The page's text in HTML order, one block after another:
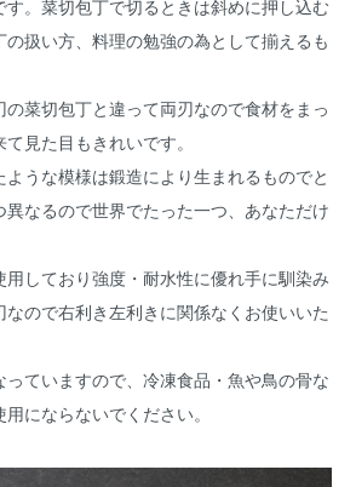
す。菜切包丁で切るときは斜めに押し込む
の扱い方、料理の勉強の為として揃えるも
の菜切包丁と違って両刃なので食材をまっ
見た目もきれいです。
ような模様は鍛造により生まれるものでと
異なるので世界でたった一つ、あなただけ
しており強度・耐水性に優れ手に馴染み
ので右利き左利きに関係なくお使いいた
ていますので、冷凍食品・魚や鳥の骨な
にならないでください。